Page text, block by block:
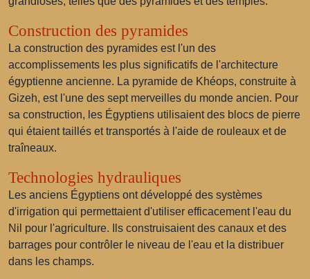
Construction des pyramides
La construction des pyramides est l'un des
accomplissements les plus significatifs de l'architecture
égyptienne ancienne. La pyramide de Khéops, construite à
Gizeh, est l'une des sept merveilles du monde ancien. Pour
sa construction, les Égyptiens utilisaient des blocs de pierre
qui étaient taillés et transportés à l'aide de rouleaux et de
traîneaux.
Technologies hydrauliques
Les anciens Égyptiens ont développé des systèmes
d'irrigation qui permettaient d'utiliser efficacement l'eau du
Nil pour l'agriculture. Ils construisaient des canaux et des
barrages pour contrôler le niveau de l'eau et la distribuer
dans les champs.